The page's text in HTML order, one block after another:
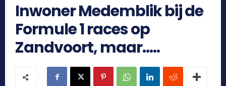
Inwoner Medemblik bij de
Formule 1 races op
Zandvoort, maar…..